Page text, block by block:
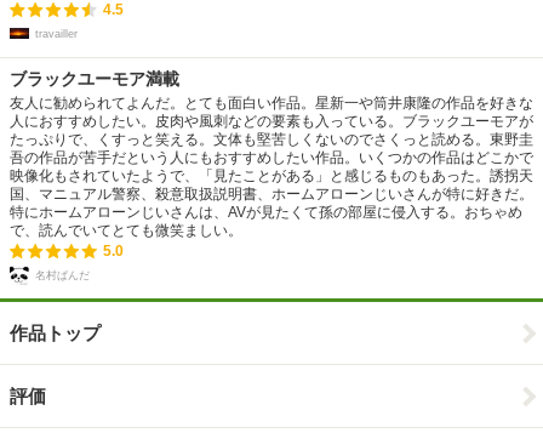
4.5
travailler
ブラックユーモア満載
友人に勧められてよんだ。とても面白い作品。星新一や筒井康隆の作品を好きな
人におすすめしたい。皮肉や風刺などの要素も入っている。ブラックユーモアが
たっぷりで、くすっと笑える。文体も堅苦しくないのでさくっと読める。東野圭
吾の作品が苦手だという人にもおすすめしたい作品。いくつかの作品はどこかで
映像化もされていたようで、「見たことがある」と感じるものもあった。誘拐天
国、マニュアル警察、殺意取扱説明書、ホームアローンじいさんが特に好きだ。
特にホームアローンじいさんは、AVが見たくて孫の部屋に侵入する。おちゃめ
で、読んでいてとても微笑ましい。
5.0
名村ぱんだ
作品トップ
評価